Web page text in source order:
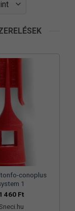
popularity
conoplus
1
460 Ft